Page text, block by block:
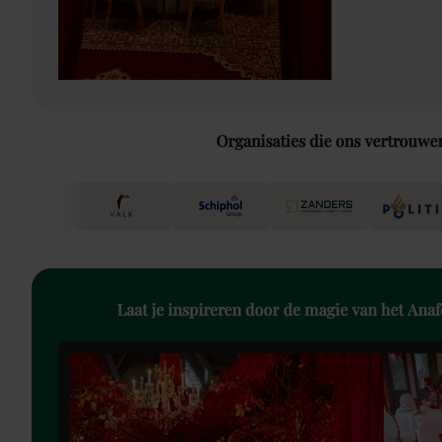
Organisaties die ons
Laat je inspireren door de magievan het